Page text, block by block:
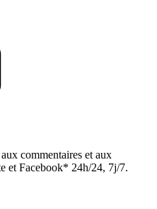
commentaires et aux
et Facebook* 24h/24, 7j/7.